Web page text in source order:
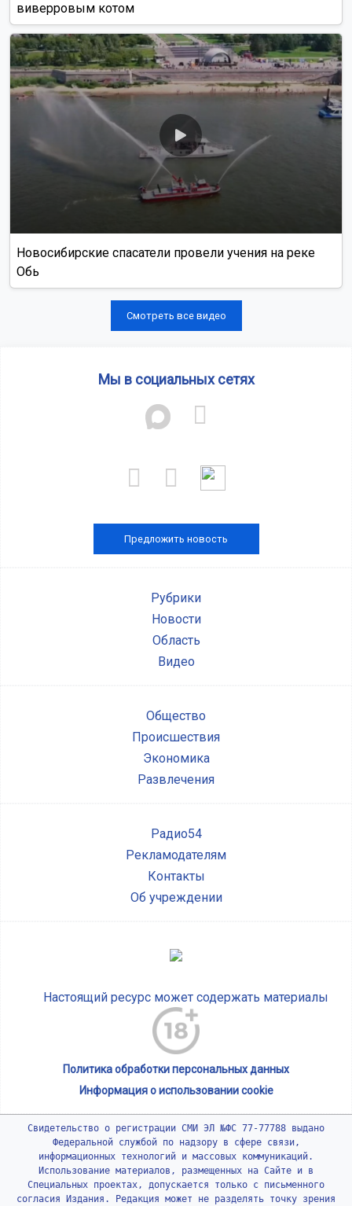
виверровым котом
Новосибирские спасатели провели учения на реке
Обь
Смотреть все видео
Мы в социальных сетях
Предложить новость
Рубрики
Новости
Область
Видео
Общество
Происшествия
Экономика
Развлечения
Радио54
Рекламодателям
Контакты
Об учреждении
Настоящий ресурс может содержать материалы
Политика обработки персональных данных
Информация о использовании cookie
Свидетельство о регистрации СМИ ЭЛ №ФС 77-77788 выдано
Федеральной службой по надзору в сфере связи,
информационных технологий и массовых коммуникаций.
Использование материалов, размещенных на Сайте и в
Специальных проектах, допускается только с письменного
согласия Издания. Редакция может не разделять точку зрения